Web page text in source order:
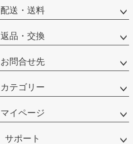
配送・送料
返品・交換
お問合せ先
カテゴリー
マイページ
サポート